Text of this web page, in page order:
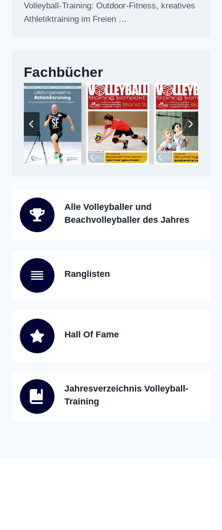
Volleyball-Training: Outdoor-Fitness, kreatives
Athletiktraining im Freien …
Fachbücher
Alle Volleyballer und
Beachvolleyballer des Jahres
Ranglisten
Hall Of Fame
Jahresverzeichnis Volleyball-
Training